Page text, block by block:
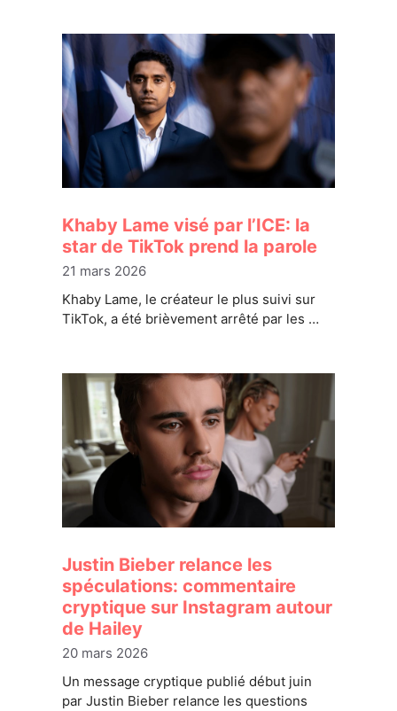
Khaby Lame visé par l’ICE: la
star de TikTok prend la parole
21 mars 2026
Khaby Lame, le créateur le plus suivi sur
TikTok, a été brièvement arrêté par les …
Justin Bieber relance les
spéculations: commentaire
cryptique sur Instagram autour
de Hailey
20 mars 2026
Un message cryptique publié début juin
par Justin Bieber relance les questions